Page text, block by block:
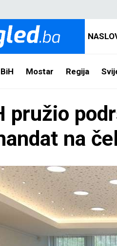
BiH Mostar Regija
pružio
na